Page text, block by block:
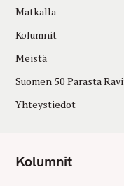
Matkalla
Kolumnit
Meistä
Suomen 50 Parasta
Yhteystiedot
Kolumnit